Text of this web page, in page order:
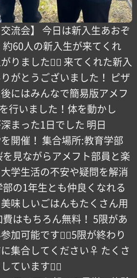
交流会️】 今日は新入生あおぞ
約60人の新入生が来てくれ
りました！🏻️ 来てくれた新入
がとうございました！️ ピザ
にはみんなで簡易版アメフ
行いました！体を動かし
まった1日でした 明日
開催！ 集合場所:教育学部
を見ながらアメフト部員と楽
学生活の不安や疑問を解消
部の1年生とも仲良くなれる
味しいごはんもたくさん用
はもちろん無料！ 5限があ
加可能です！🏻5限が終わり
集合してください‍♀️ たくさ
ています！🏻